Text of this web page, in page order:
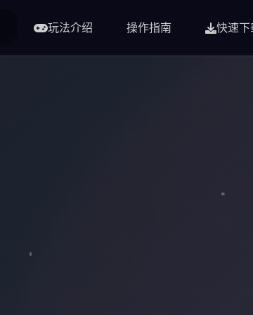
玩法介绍 操作指南 快速下